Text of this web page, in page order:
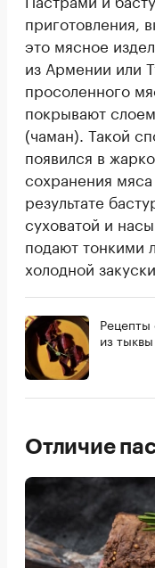
приготовления,
это мясное
из Армении или
просоленного
покрывают
(чаман). Такой
появился в
сохранения
результате
суховатой и
подают тонкими
холодной закуски
из
Отличие